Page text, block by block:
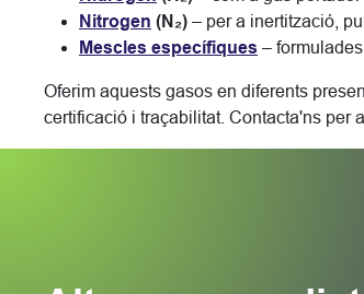
Nitrogen (N₂) – per a inertització,
Mescles específiques –
Oferim aquests gasos en diferents
certificació i traçabilitat. Contacta'ns per